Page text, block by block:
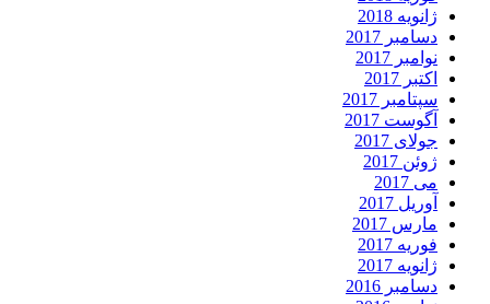
ژانویه 2018
دسامبر 2017
نوامبر 2017
اکتبر 2017
سپتامبر 2017
آگوست 2017
جولای 2017
ژوئن 2017
می 2017
آوریل 2017
مارس 2017
فوریه 2017
ژانویه 2017
دسامبر 2016